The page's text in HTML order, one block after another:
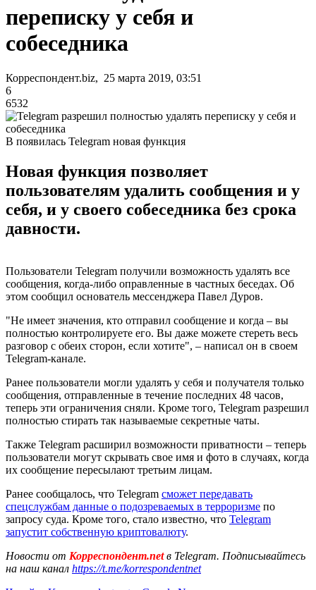
переписку у себя и
собеседника
Корреспондент.biz, 25 марта 2019, 03:51
6
6532
В появилась Telegram новая функция
Новая функция позволяет
пользователям удалить сообщения и у
себя, и у своего собеседника без срока
давности.
Пользователи Telegram получили возможность удалять все
сообщения, когда-либо оправленные в частных беседах. Об
этом сообщил основатель мессенджера Павел Дуров.
"Не имеет значения, кто отправил сообщение и когда – вы
полностью контролируете его. Вы даже можете стереть весь
разговор с обеих сторон, если хотите", – написал он в своем
Telegram-канале.
Ранее пользователи могли удалять у себя и получателя только
сообщения, отправленные в течение последних 48 часов,
теперь эти ограничения сняли. Кроме того, Telegram разрешил
полностью стирать так называемые секретные чаты.
Также Telegram расширил возможности приватности – теперь
пользователи могут скрывать свое имя и фото в случаях, когда
их сообщение пересылают третьим лицам.
Ранее сообщалось, что Telegram сможет передавать
спецслужбам данные о подозреваемых в терроризме по
запросу суда. Кроме того, стало известно, что Telegram
запустит собственную криптовалюту.
Новости от Корреспондент.netв Telegram. Подписывайтесь
на наш канал https://t.me/korrespondentnet